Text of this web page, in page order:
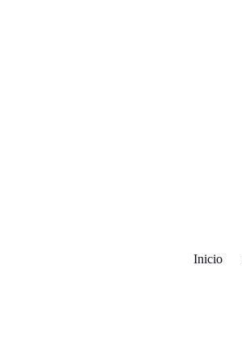
Inicio